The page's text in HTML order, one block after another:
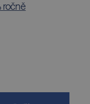
ročně